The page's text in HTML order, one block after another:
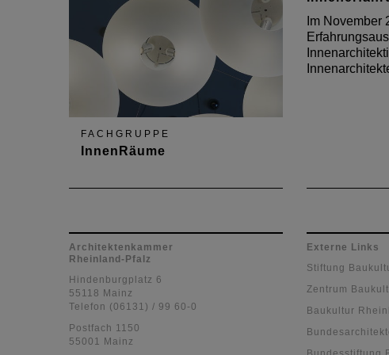
FACHGRUPPE
InnenRäume
Innenarchitektinnen und
Innenarchitekten und damit ein
faszinierend breites
Berufsspektrum vor
Im November
Architektenkammer
Rheinland-Pfalz
Hindenburgplatz 6
55118 Mainz
Telefon (06131) / 99 60-0
Postfach 1150
55001 Mainz
Externe Links
Stiftung
Zentrum
Baukultur